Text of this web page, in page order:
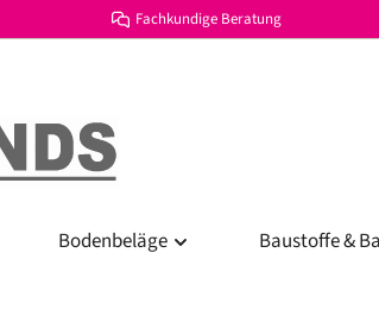
Fachkundige Beratung
Bodenbeläge Baustoffe &